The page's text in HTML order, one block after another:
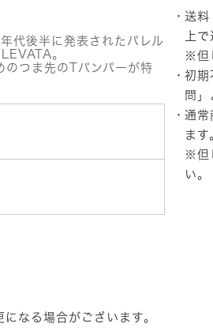
代後半に発表されたパレル
。
のつま先のTバンパーが特
なる場合がございます。
パ
ル
カ
ー
送料
上
※但
初期
問」
通常
ます
※但
い。